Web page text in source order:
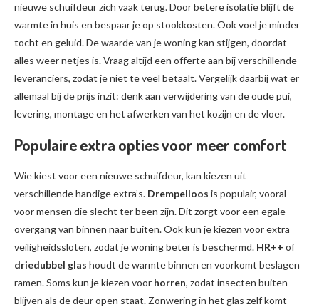
nieuwe schuifdeur zich vaak terug. Door betere isolatie blijft de
warmte in huis en bespaar je op stookkosten. Ook voel je minder
tocht en geluid. De waarde van je woning kan stijgen, doordat
alles weer netjes is. Vraag altijd een offerte aan bij verschillende
leveranciers, zodat je niet te veel betaalt. Vergelijk daarbij wat er
allemaal bij de prijs inzit: denk aan verwijdering van de oude pui,
levering, montage en het afwerken van het kozijn en de vloer.
Populaire extra opties voor meer comfort
Wie kiest voor een nieuwe schuifdeur, kan kiezen uit
verschillende handige extra’s. Drempelloos is populair, vooral
voor mensen die slecht ter been zijn. Dit zorgt voor een egale
overgang van binnen naar buiten. Ook kun je kiezen voor extra
veiligheidssloten, zodat je woning beter is beschermd. HR++ of
driedubbel glas houdt de warmte binnen en voorkomt beslagen
ramen. Soms kun je kiezen voor horren, zodat insecten buiten
blijven als de deur open staat. Zonwering in het glas zelf komt